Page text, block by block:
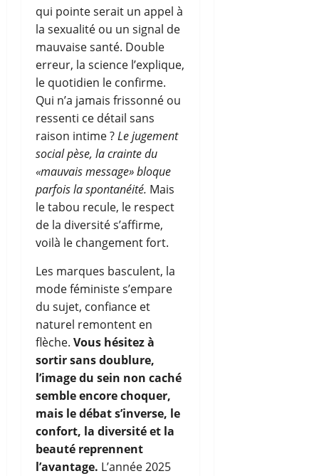
qui pointe serait un appel à
la sexualité ou un signal de
mauvaise santé. Double
erreur, la science l’explique,
le quotidien le confirme.
Qui n’a jamais frissonné ou
ressenti ce détail sans
raison intime ?Le jugement
social pèse, la crainte du
«mauvais message» bloque
parfois la spontanéité. Mais
le tabou recule, le respect
de la diversité s’affirme,
voilà le changement fort.
Les marques basculent, la
mode féministe s’empare
du sujet, confiance et
naturel remontent en
flèche. Vous hésitez à
sortir sans doublure,
l’image du sein non caché
semble encore choquer,
mais le débat s’inverse, le
confort, la diversité et la
beauté reprennent
l’avantage. L’année 2025